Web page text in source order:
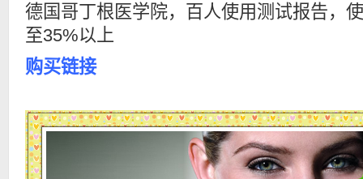
德国哥丁根医学院，百人使用测试报告，
至35%以上
购买链接